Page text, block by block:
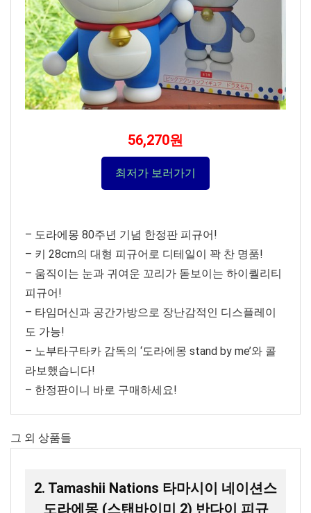
56,270원
최저가 보러가기
– 도라에몽 80주년 기념 한정판 피규어!
– 키 28cm의 대형 피규어로 디테일이 꽉 찬 명품!
– 움직이는 눈과 귀여운 꼬리가 돋보이는 하이퀄리티
피규어!
– 타임머신과 공간가방으로 장난감적인 디스플레이
도 가능!
– 노부타구타카 감독의 ‘도라에몽 stand by me’와 콜
라보했습니다!
– 한정판이니 바로 구매하세요!
그 외 상품들
2. Tamashii Nations 타마시이 네이션스
도라에몽 (스탠바이미 2) 반다이 피규